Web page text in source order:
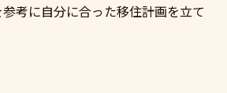
考に自分に合った移住計画を立て